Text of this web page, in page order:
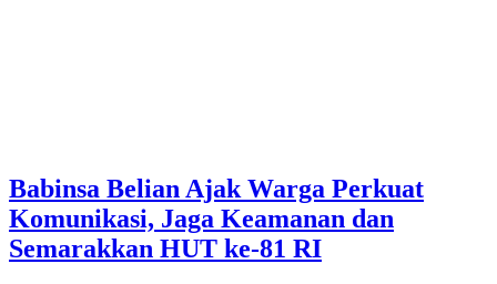
Babinsa Belian Ajak Warga Perkuat
Komunikasi, Jaga Keamanan dan
Semarakkan HUT ke-81 RI